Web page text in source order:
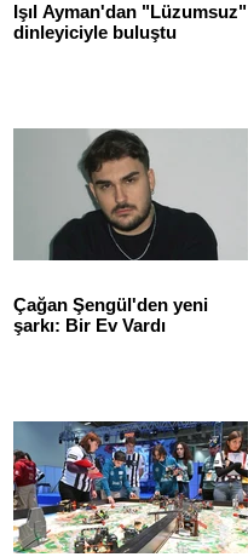
Işıl Ayman'dan "Lüzumsuz"
dinleyiciyle buluştu
Çağan Şengül'den yeni
şarkı: Bir Ev Vardı